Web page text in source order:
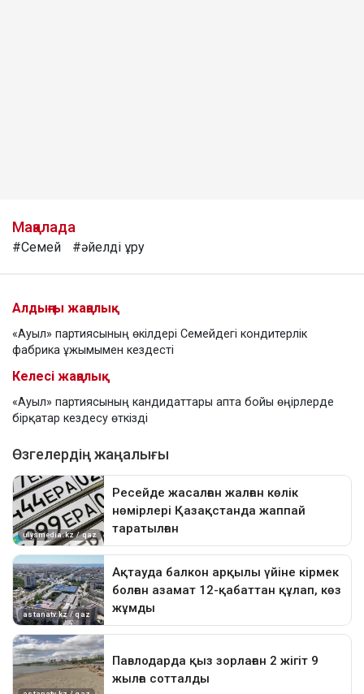
Мақалада
#Семей #әйелді ұру
Алдыңғы жаңалық
«Ауыл» партиясының өкілдері Семейдегі кондитерлік
фабрика ұжымымен кездесті
Келесі жаңалық
«Ауыл» партиясының кандидаттары апта бойы өңірлерде
бірқатар кездесу өткізді